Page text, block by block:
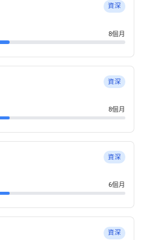
資深
8個月
資深
8個月
資深
6個月
資深